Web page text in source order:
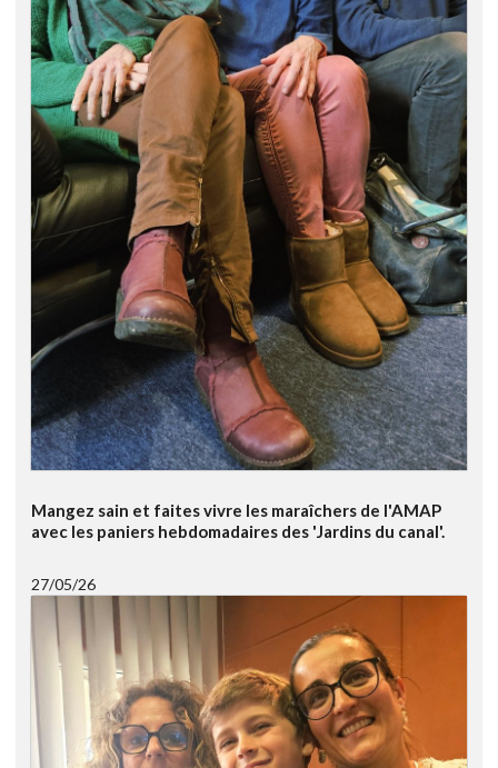
Mangez sain et faites vivre les maraîchers de l'AMAP
avec les paniers hebdomadaires des 'Jardins du canal'.
27/05/26